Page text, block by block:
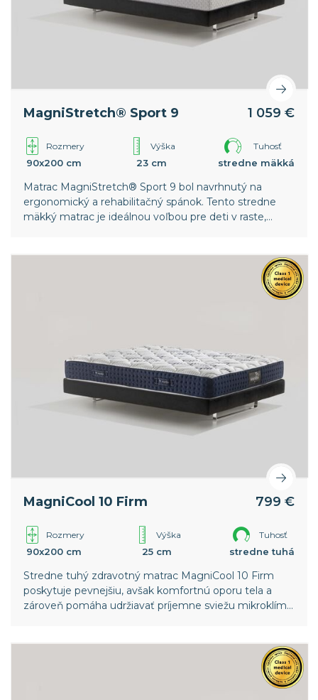
MagniStretch® Sport 9 1 059 €
Rozmery
90x200 cm
Výška
23 cm
Tuhosť
stredne mäkká
Matrac MagniStretch® Sport 9 bol navrhnutý na
ergonomický a rehabilitačný spánok. Tento stredne
mäkký matrac je ideálnou voľbou pre deti v raste,
MagniCool 10 Firm 799 €
Rozmery
90x200 cm
Výška
25 cm
Tuhosť
stredne tuhá
Stredne tuhý zdravotný matrac MagniCool 10 Firm
poskytuje pevnejšiu, avšak komfortnú oporu tela a
zároveň pomáha udržiavať príjemne sviežu mikroklímu